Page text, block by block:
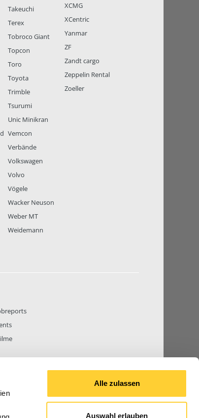
Alle zulassen
Auswahl erlauben
Takeuchi
Terex
Tobroco Giant
Topcon
Toro
Toyota
Trimble
Tsurumi
Unic Minikran
Vemcon
Verbände
Volkswagen
Volvo
Vögele
Wacker Neuson
Weber MT
Weidemann
XCMG
XCentric
Yanmar
ZF
Zandt cargo
Zeppelin Rental
Zoeller
BEITRÄGE GESAMT842.672